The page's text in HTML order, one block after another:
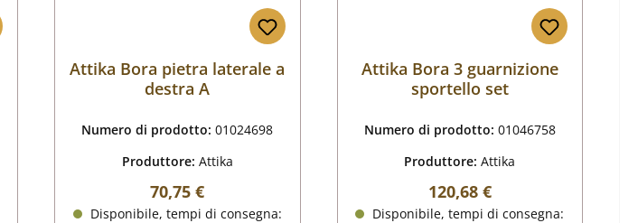
Attika Bora pietra laterale a
destra A
Numero di prodotto:01024698
Produttore: Attika
Prezzo normale:
70,75 €
Disponibile, tempi di consegna:
Attika Bora 3 guarnizione
sportello set
Numero di prodotto: 01046758
Produttore:Attika
Prezzo normale:
120,68 €
Disponibile, tempi di consegna: